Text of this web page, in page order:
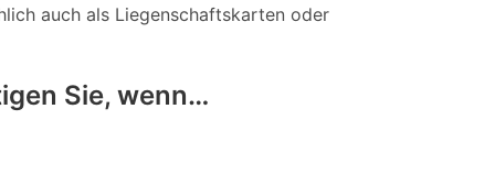
auch als Liegenschaftskarten oder
Sie, wenn…